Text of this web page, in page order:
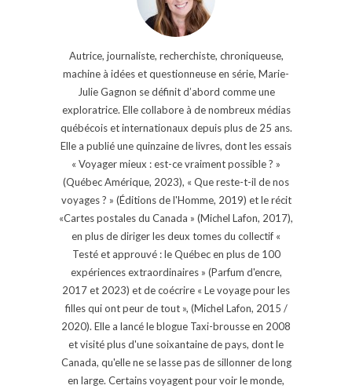
Autrice, journaliste, recherchiste, chroniqueuse,
machine à idées et questionneuse en série, Marie-
Julie Gagnon se définit d’abord comme une
exploratrice. Elle collabore à de nombreux médias
québécois et internationaux depuis plus de 25 ans.
Elle a publié une quinzaine de livres, dont les essais
« Voyager mieux : est-ce vraiment possible ? »
(Québec Amérique, 2023), « Que reste-t-il de nos
voyages ? » (Éditions de l'Homme, 2019) et le récit
«Cartes postales du Canada » (Michel Lafon, 2017),
en plus de diriger les deux tomes du collectif «
Testé et approuvé : le Québec en plus de 100
expériences extraordinaires » (Parfum d'encre,
2017 et 2023) et de coécrire « Le voyage pour les
filles qui ont peur de tout », (Michel Lafon, 2015 /
2020). Elle a lancé le blogue Taxi-brousse en 2008
et visité plus d'une soixantaine de pays, dont le
Canada, qu'elle ne se lasse pas de sillonner de long
en large. Certains voyagent pour voir le monde,